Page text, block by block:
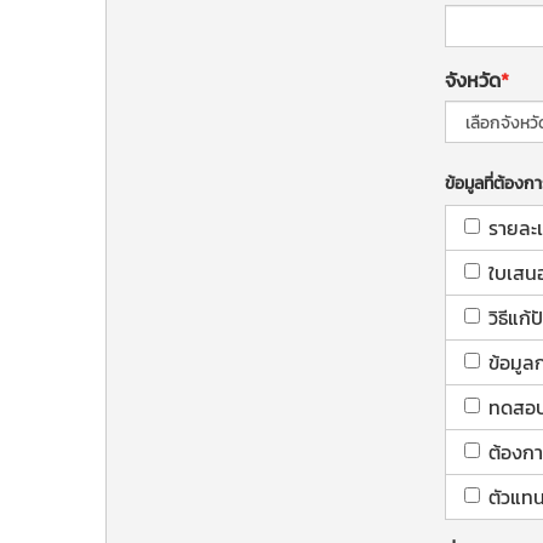
จังหวัด
ข้อมูลที่ต้องก
รายล
ใบเส
วิธีแก้
ข้อมูล
ทดสอ
ต้องก
ตัวแท